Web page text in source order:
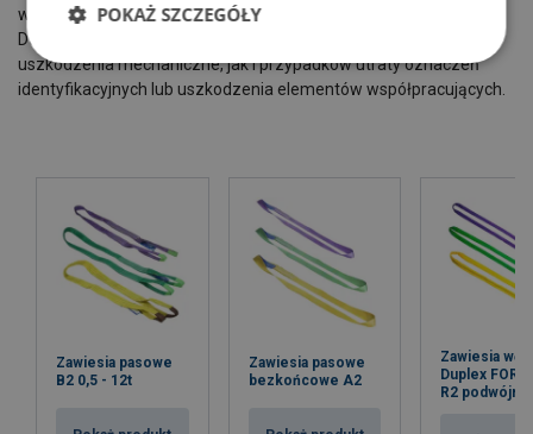
wpływać na jego nośność lub bezpieczeństwo użytkowania.
Dotyczy to zarówno sytuacji, gdy występują widoczne
uszkodzenia mechaniczne, jak i przypadków utraty oznaczeń
identyfikacyjnych lub uszkodzenia elementów współpracujących.
Zawiesia pasowe
B2 0,5 - 12t
Zawiesia pasowe
bezkońcowe A2
Zawiesia
Duplex
R2 podwójny
POKAŻ SZCZEGÓŁY